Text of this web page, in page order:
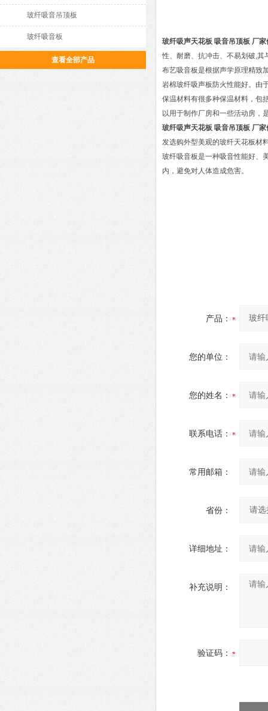
玻纤吸音吊顶板
玻纤吸音板
查看全部产品
玻纤吸声天花板 吸音吊顶板 厂家
性、耐磨、抗冲击、不易划破,
布艺吸音板是根据声学原理精致
岩棉玻纤吸声板防火性能好。由
保温材料有很多种保温材料，包
以用于制作厂房和一些活动房，
玻纤吸声天花板 吸音吊顶板 厂家
发选购外型美观的玻纤天花板材
玻纤吸音板是一种吸音性能好、
内，避免对人体造成危害。
产品：
您的单位：
您的姓名：
联系电话：
常用邮箱：
省份：
详细地址：
补充说明：
验证码：